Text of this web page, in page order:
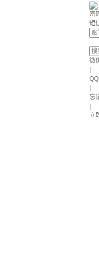
密
短
微
忘
立